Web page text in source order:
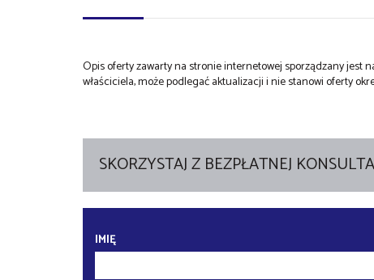
Opis oferty zawarty na stronie internetowej sporządzany
właściciela, może podlegać aktualizacji i nie stanowi oferty
SKORZYSTAJ Z BEZPŁATNEJ
IMIĘ